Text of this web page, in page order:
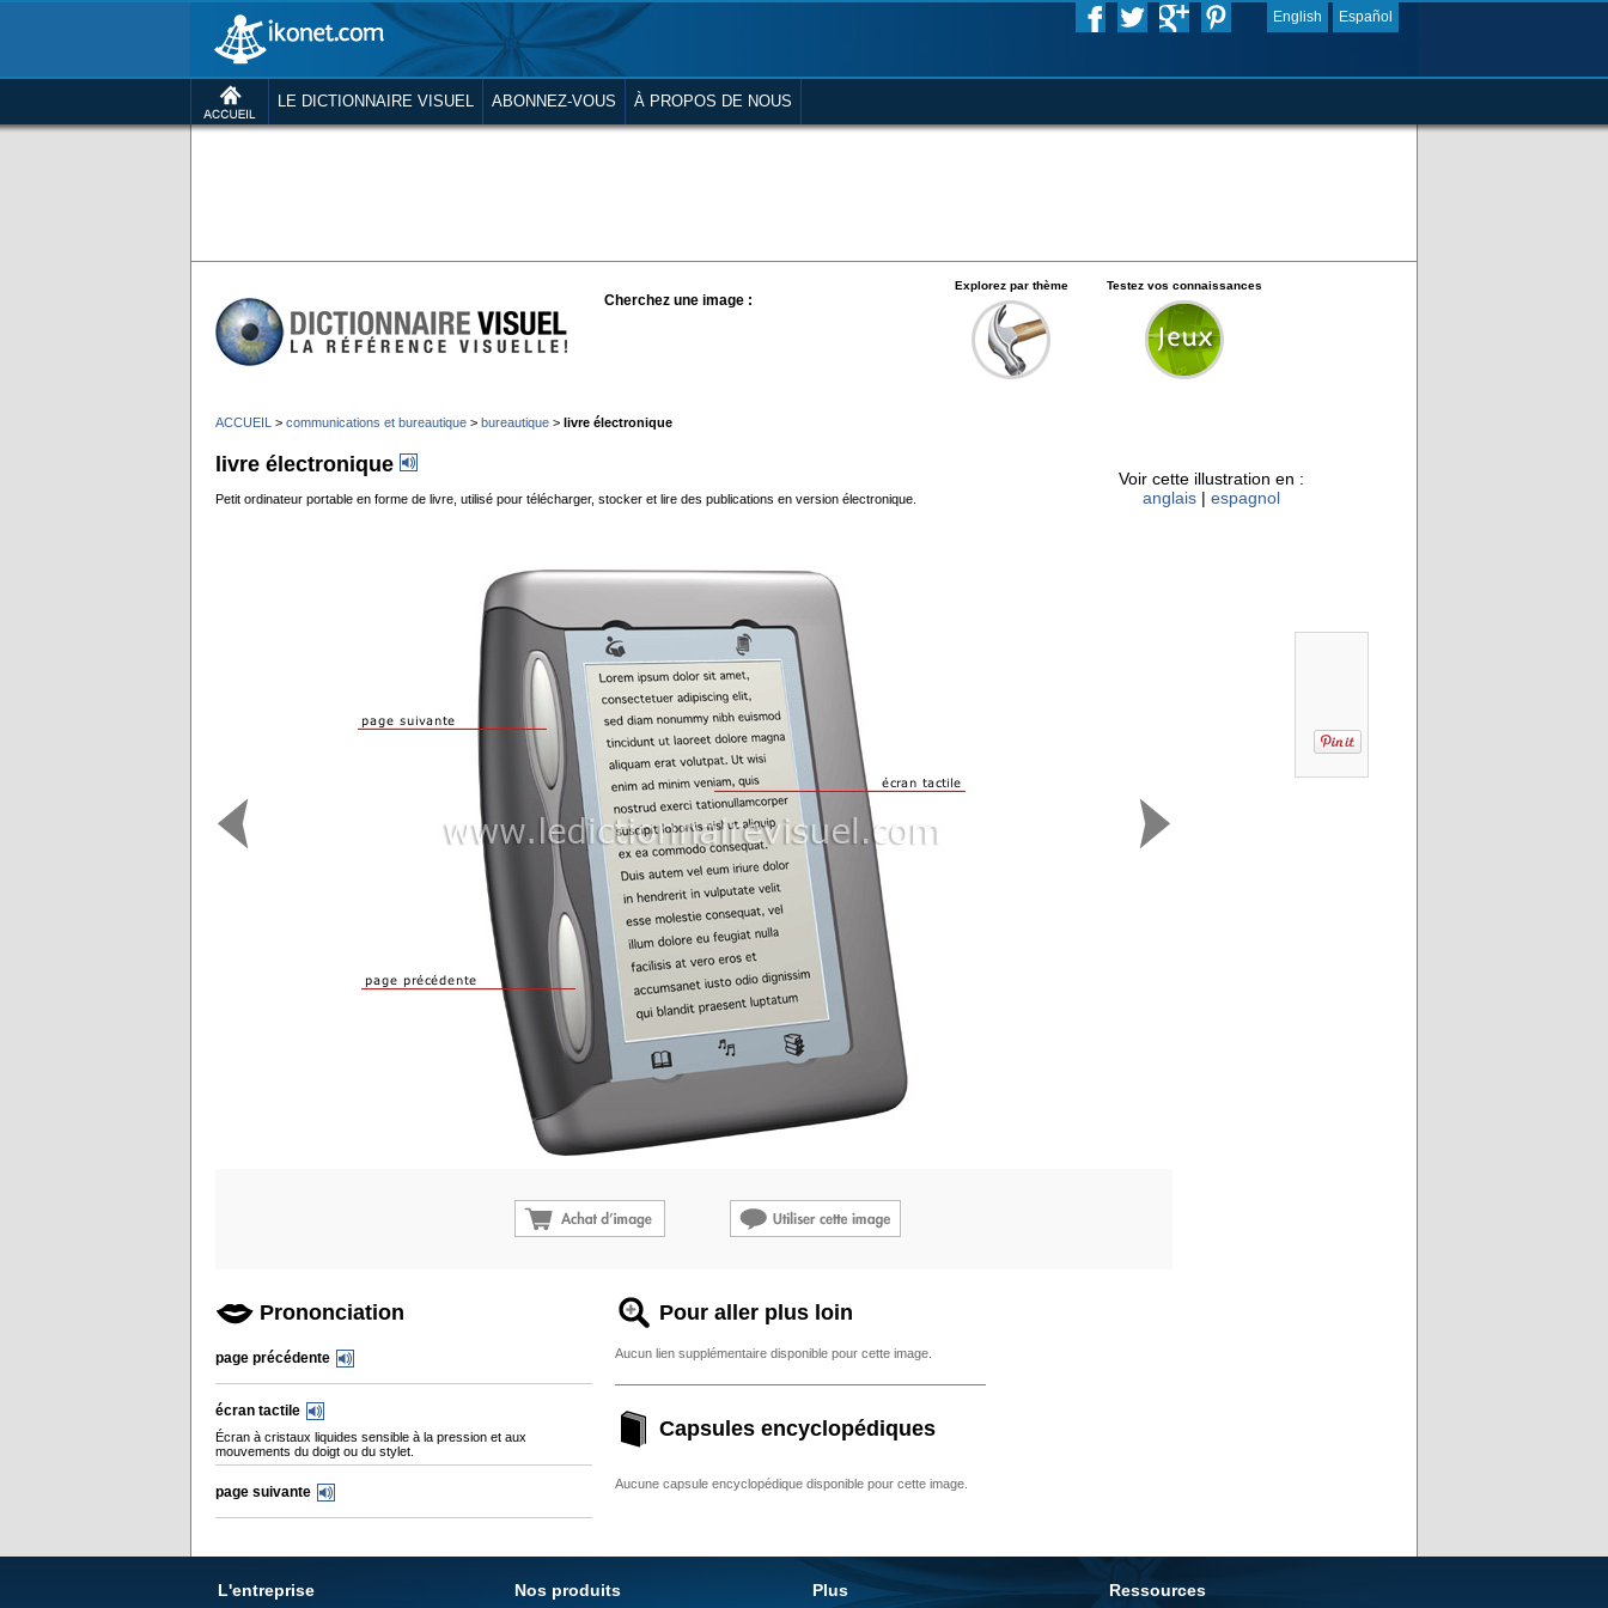
English Español
LE DICTIONNAIRE VISUEL ABONNEZ-VOUS À PROPOS DE NOUS
Cherchez une image :
Explorez par thème Testez vos connaissances
ACCUEIL > communications et bureautique > bureautique > livre électronique
livre électronique
Petit ordinateur portable en forme de livre, utilisé pour télécharger, stocker et lire des publications en version électronique.
Voir cette illustration en :
anglais | espagnol
Prononciation
page précédente
écran tactile
Écran à cristaux liquides sensible à la pression et aux
mouvements du doigt ou du stylet.
page suivante
Pour aller plus loin
Aucun lien supplémentaire disponible pour cette image.
Capsules encyclopédiques
Aucune capsule encyclopédique disponible pour cette image.
L'entreprise Nos produits Plus Ressources